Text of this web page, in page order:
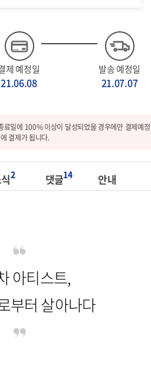
제 예정일
21.06.08
발송 예정일
21.07.07
료일에 100% 이상이 달성되었을 경우에만 결제예정
결제가 됩니다.
2 댓글14 안내
아티스트,
부터 살아나다